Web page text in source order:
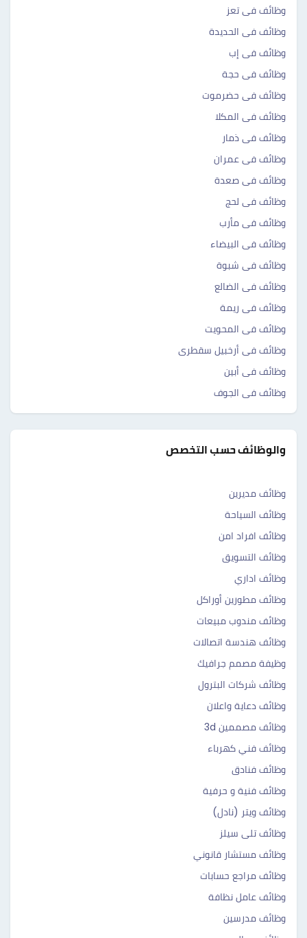
وظائف فى تعز
وظائف فى الحديدة
وظائف فى إب
وظائف فى حجة
وظائف فى حضرموت
وظائف فى المكلا
وظائف فى ذمار
وظائف فى عمران
وظائف فى صعدة
وظائف فى لحج
وظائف فى مأرب
وظائف فى البيضاء
وظائف فى شبوة
وظائف فى الضالع
وظائف فى ريمة
وظائف فى المحويت
وظائف فى أرخبيل سقطرى
وظائف فى أبين
وظائف فى الجوف
والوظائف حسب التخصص
وظائف مديرين
وظائف السياحة
وظائف افراد امن
وظائف التسويق
وظائف اداري
وظائف مطورين أوراكل
وظائف مندوب مبيعات
وظائف هندسة اتصالات
وظيفة مصمم جرافيك
وظائف شركات البترول
وظائف دعاية واعلان
وظائف مصممين 3d
وظائف فني كهرباء
وظائف فنادق
وظائف فنية و حرفية
وظائف ويتر (نادل)
وظائف تلى سيلز
وظائف مستشار قانوني
وظائف مراجع حسابات
وظائف عامل نظافة
وظائف مدرسين